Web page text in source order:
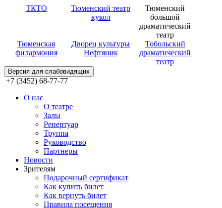
ТКТО
Тюменский театр
кукол
Тюменский
большой
драматический
театр
Тюменская
филармония
Дворец культуры
Нефтяник
Тобольский
драматический
театр
Версия для слабовидящих
+7 (3452) 68-77-77
О нас
О театре
Залы
Репертуар
Труппа
Руководство
Партнеры
Новости
Зрителям
Подарочный сертификат
Как купить билет
Как вернуть билет
Правила посещения